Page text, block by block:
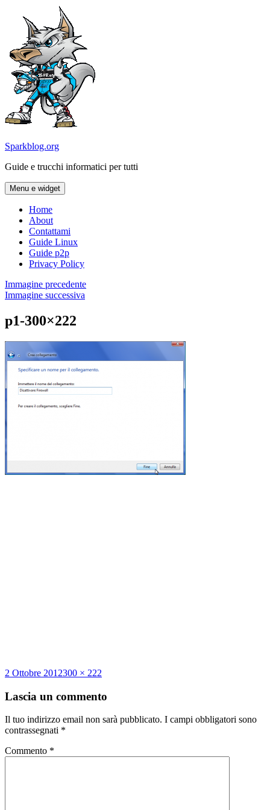
contenuto
Sparkblog.org
Guide e trucchi informatici per tutti
Menu e widget
Home
About
Contattami
Guide Linux
Guide p2p
Privacy Policy
Immagine precedente
Immagine successiva
p1-300×222
Scritto
2 Ottobre 2012Dimensione
300 × 222
Lascia un commento
Il tuo indirizzo email non sarà pubblicato. I campi obbligatori sono
contrassegnati *
Commento *